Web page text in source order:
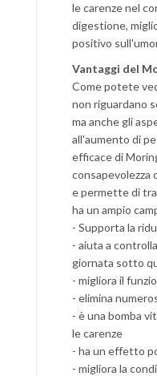
le carenze nel
digestione,
positivo
Vantaggi del
Come potete
non riguardano
ma anche gli
all'aumento di
efficace di
consapevolezza
e permette di
ha un ampio
- Supporta la
- aiuta a
giornata sotto
- migliora il
- elimina
- è una bomba
le carenze
- ha un effetto
- migliora la